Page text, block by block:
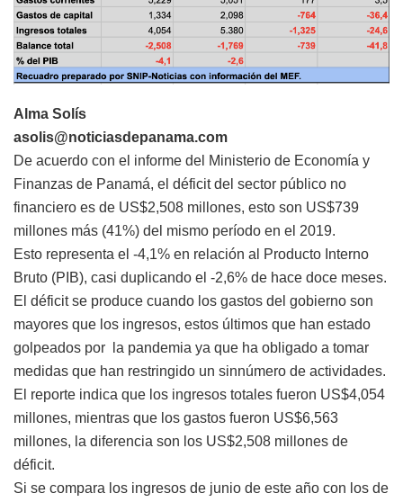
Alma Solís
asolis@noticiasdepanama.com
De acuerdo con el informe del Ministerio de Economía y
Finanzas de Panamá, el déficit del sector público no
financiero es de US$2,508 millones, esto son US$739
millones más (41%) del mismo período en el 2019.
Esto representa el -4,1% en relación al Producto Interno
Bruto (PIB), casi duplicando el -2,6% de hace doce meses.
El déficit se produce cuando los gastos del gobierno son
mayores que los ingresos, estos últimos que han estado
golpeados por la pandemia ya que ha obligado a tomar
medidas que han restringido un sinnúmero de actividades.
El reporte indica que los ingresos totales fueron US$4,054
millones, mientras que los gastos fueron US$6,563
millones, la diferencia son los US$2,508 millones de
déficit.
Si se compara los ingresos de junio de este año con los de